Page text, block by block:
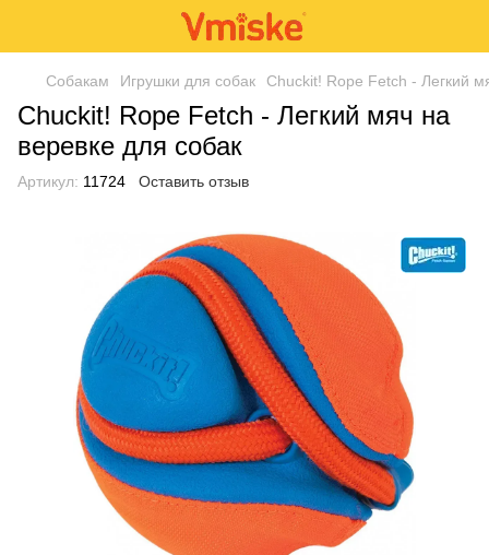
Собакам Игрушки для собак Chuckit! Rope Fetch - Легкий
Chuckit! Rope Fetch - Легкий мяч на
веревке для собак
Артикул: 11724 Оставить отзыв